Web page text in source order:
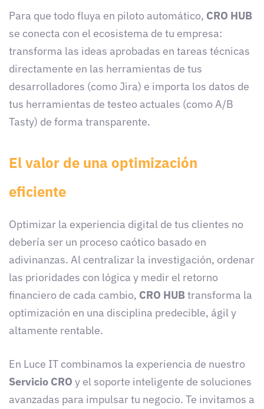
Para que todo fluya en piloto automático, CRO HUB
se conecta con el ecosistema de tu empresa:
transforma las ideas aprobadas en tareas técnicas
directamente en las herramientas de tus
desarrolladores (como Jira) e importa los datos de
tus herramientas de testeo actuales (como A/B
Tasty) de forma transparente.
El valor de una optimización
eficiente
Optimizar la experiencia digital de tus clientes no
debería ser un proceso caótico basado en
adivinanzas. Al centralizar la investigación, ordenar
las prioridades con lógica y medir el retorno
financiero de cada cambio, CRO HUBtransforma la
optimización en una disciplina predecible, ágil y
altamente rentable.
En Luce IT combinamos la experiencia de nuestro
Servicio CRO y el soporte inteligente de soluciones
avanzadas para impulsar tu negocio. Te invitamos a